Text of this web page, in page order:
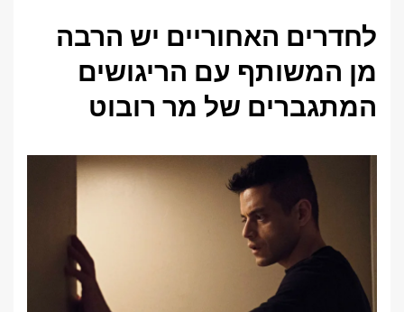
לחדרים האחוריים יש הרבה
מן המשותף עם הריגושים
המתגברים של מר רובוט